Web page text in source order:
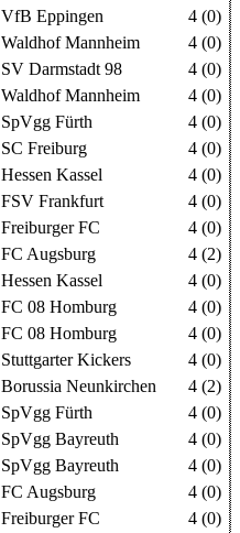
VfB Eppingen
4 (0)
Waldhof Mannheim
4 (0)
SV Darmstadt 98
4 (0)
Waldhof Mannheim
4 (0)
SpVgg Fürth
4 (0)
SC Freiburg
4 (0)
Hessen Kassel
4 (0)
FSV Frankfurt
4 (0)
Freiburger FC
4 (0)
FC Augsburg
4 (2)
Hessen Kassel
4 (0)
FC 08 Homburg
4 (0)
FC 08 Homburg
4 (0)
Stuttgarter Kickers
4 (0)
Borussia Neunkirchen
4 (2)
SpVgg Fürth
4 (0)
SpVgg Bayreuth
4 (0)
SpVgg Bayreuth
4 (0)
FC Augsburg
4 (0)
Freiburger FC
4 (0)